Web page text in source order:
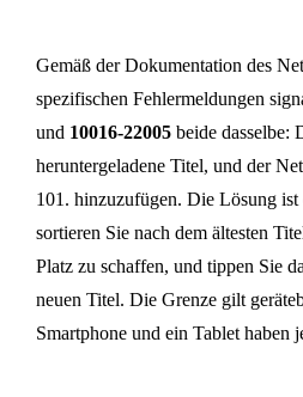
Gemäß der Dokumentation des
spezifischen Fehlermeldungen
und 10016-22005beide dasselbe:
heruntergeladene Titel, und der
101. hinzuzufügen. Die Lösung
sortieren Sie nach dem ältesten
Platz zu schaffen, und tippen Sie
neuen Titel. Die Grenze gilt
Smartphone und ein Tablet haben